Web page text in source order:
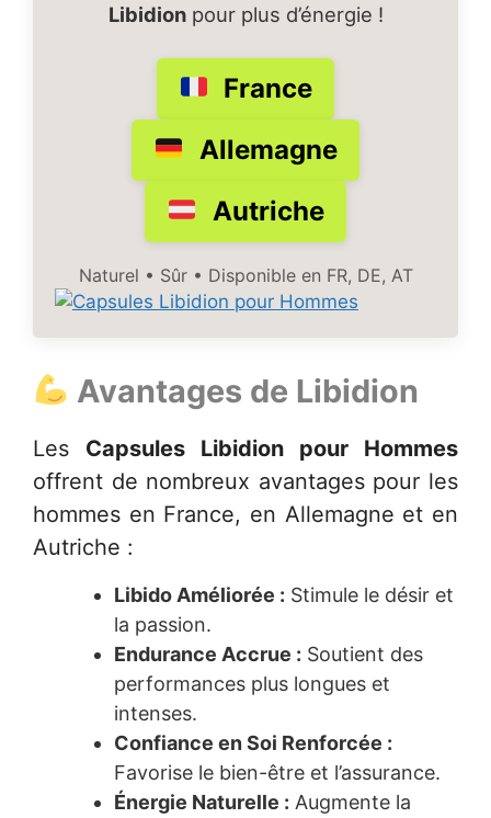
Libidionpour plus d’énergie !
France
Allemagne
Autriche
Naturel • Sûr • Disponible en FR, DE, AT
Avantages de Libidion
Les Capsules Libidion pour Hommes
offrent de nombreux avantages pour les
hommes en France, en Allemagne et en
Autriche :
Libido Améliorée : Stimule le désir et
la passion.
Endurance Accrue : Soutient des
performances plus longues et
intenses.
Confiance en Soi Renforcée :
Favorise le bien-être et l’assurance.
Énergie Naturelle : Augmente la